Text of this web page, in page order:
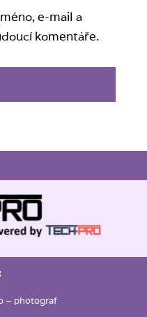
e-mail a
komentáře.
– photograf